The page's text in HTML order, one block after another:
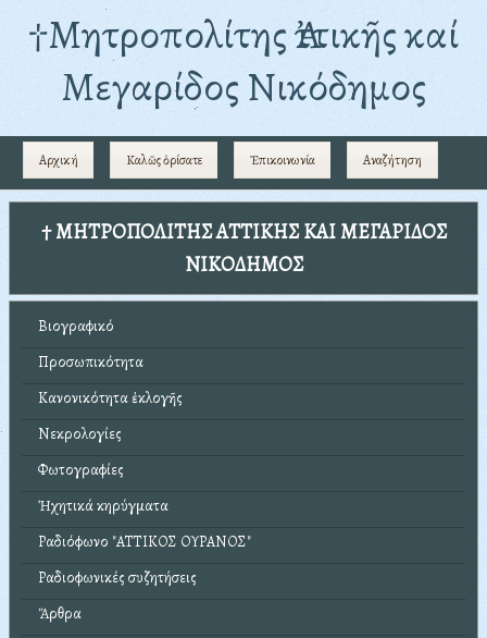
†Mητροπολίτης Ἀττικῆς καί
Μεγαρίδος Νικόδημος
Αρχική Καλῶς ὁρίσατε Ἐπικοινωνία Αναζήτηση
† ΜΗΤΡΟΠΟΛΙΤΗΣ ΑΤΤΙΚΗΣ ΚΑΙ ΜΕΓΑΡΙΔΟΣ
ΝΙΚΟΔΗΜΟΣ
Βιογραφικό
Προσωπικότητα
Κανονικότητα ἐκλογῆς
Νεκρολογίες
Φωτογραφίες
Ἠχητικά κηρύγματα
Ραδιόφωνο "ΑΤΤΙΚΟΣ ΟΥΡΑΝΟΣ"
Ραδιοφωνικές συζητήσεις
Ἄρθρα